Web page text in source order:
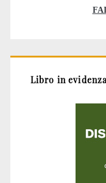
Libro in